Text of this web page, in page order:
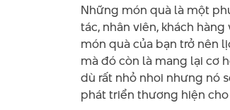
Những món quà là một
tác, nhân viên, khách
món quà của bạn trở nên
mà đó còn là mang lại cơ
dù rất nhỏ nhoi nhưng nó
phát triển thương hiện